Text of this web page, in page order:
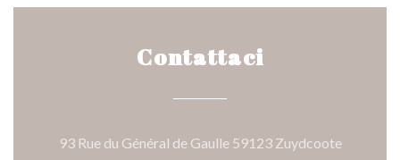
Contattaci
93 Rue du Général de Gaulle 59123 Zuydcoote((apre